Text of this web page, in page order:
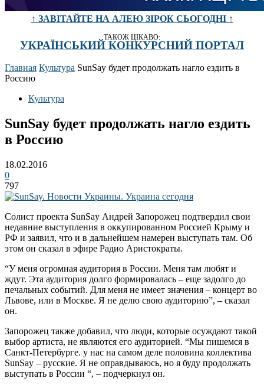
↑ ЗАВІТАЙТЕ НА АЛЕЮ ЗІРОК СЬОГОДНІ ↑
ТАКОЖ ЦІКАВО:
УКРАЇНСЬКИЙ КОНКУРСНИЙ ПОРТАЛ
Главная Культура SunSay будет продолжать нагло ездить в
Россию
Культура
SunSay будет продолжать нагло ездить
в Россию
18.02.2016
0
797
Солист проекта SunSay Андрей Запорожец подтвердил свои
недавние выступления в оккупированном Россией Крыму и
РФ и заявил, что и в дальнейшем намерен выступать там. Об
этом он сказал в эфире Радио Аристократы.
“У меня огромная аудитория в России. Меня там любят и
ждут. Эта аудитория долго формировалась – еще задолго до
печальных событий. Для меня не имеет значения – концерт во
Львове, или в Москве. Я не делю свою аудиторию”, – сказал
он.
Запорожец также добавил, что люди, которые осуждают такой
выбор артиста, не являются его аудиторией. “Мы пишемся в
Санкт-Петербурге. у нас на самом деле половина коллектива
SunSay – русские. Я не оправдываюсь, но я буду продолжать
выступать в России “, – подчеркнул он.